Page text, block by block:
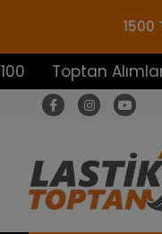
1500
Alımlar İçin